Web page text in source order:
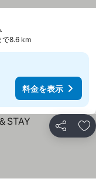
で8.6 km
料金を表示
シェア お